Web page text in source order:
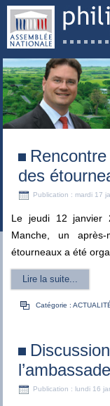
des
Publication : mardi 17
Le jeudi 12 janvier
Manche, un
étourneaux a été
Lire la suite...
Catégorie :
Publication : lundi 16